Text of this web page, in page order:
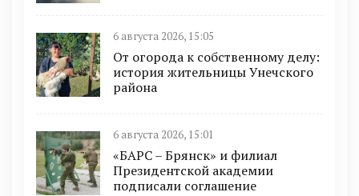
6 августа 2026, 15:05
От огорода к собственному делу:
история жительницы Унечского
района
6 августа 2026, 15:01
«БАРС – Брянск» и филиал
Президентской академии
подписали соглашение